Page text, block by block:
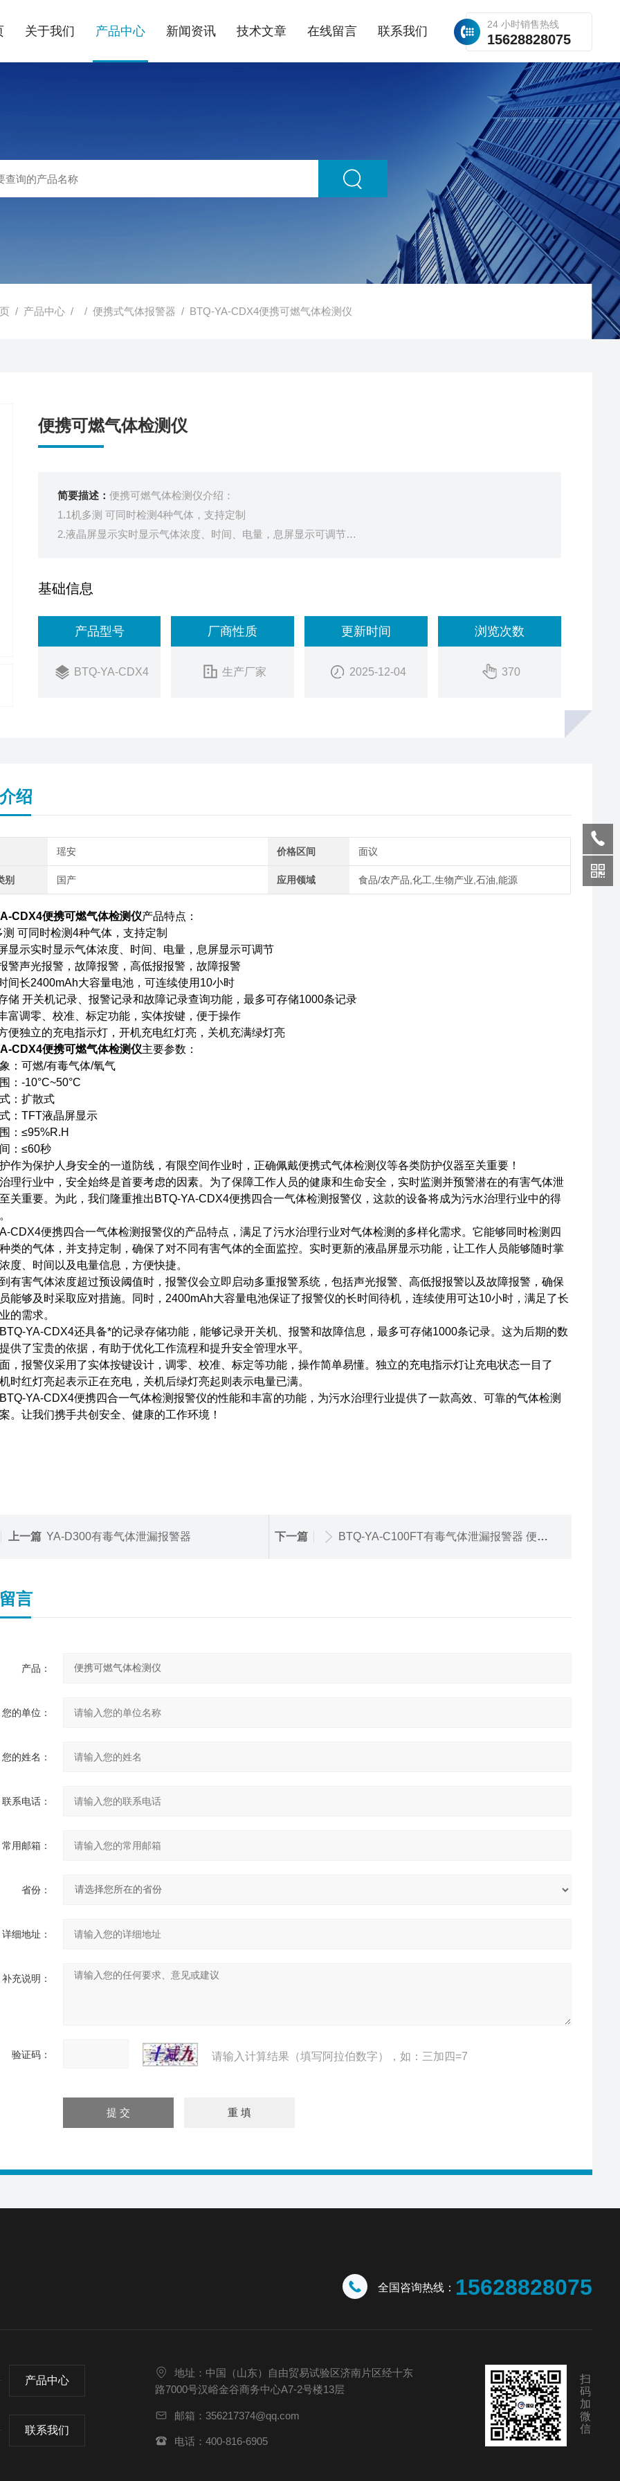
24 小时销售热线
15628828075
关于我们 产品中心 新闻资讯 技术文章 在线留言 联系我们
/ 产品中心 / /便携式气体报警器 / BTQ-YA-CDX4便携可燃气体检测仪
便携可燃气体检测仪
简要描述： 便携可燃气体检测仪介绍：
1.1机多测 可同时检测4种气体，支持定制
2.液晶屏显示实时显示气体浓度、时间、电量，息屏显示可调节
5.记录存储 开关机记录、报警记录和故障记录查询功能，最多可存储1000条记录
基础信息
产品型号
BTQ-YA-CDX4
厂商性质
生产厂家
更新时间
2025-12-04
浏览次数
370
绍
瑶安 价格区间 面议
别 国产 应用领域 食品/农产品,化工,生物产业,石油,能源
CDX4便携可燃气体检测仪产品特点：
测 可同时检测4种气体，支持定制
显示实时显示气体浓度、时间、电量，息屏显示可调节
警声光报警，故障报警，高低报报警，故障报警
间长2400mAh大容量电池，可连续使用10小时
储 开关机记录、报警记录和故障记录查询功能，最多可存储1000条记录
富调零、校准、标定功能，实体按键，便于操作
便独立的充电指示灯，开机充电红灯亮，关机充满绿灯亮
CDX4便携可燃气体检测仪主要参数：
：可燃/有毒气体/氧气
：-10°C~50°C
：扩散式
：TFT液晶屏显示
：≤95%R.H
：≤60秒
作为保护人身安全的一道防线，有限空间作业时，正确佩戴便携式气体检测仪等各类防护仪器至关重要！
理行业中，安全始终是首要考虑的因素。为了保障工作人员的健康和生命安全，实时监测并预警潜在的有害气体泄
关重要。为此，我们隆重推出BTQ-YA-CDX4便携四合一气体检测报警仪，这款的设备将成为污水治理行业中的得
CDX4便携四合一气体检测报警仪的产品特点，满足了污水治理行业对气体检测的多样化需求。它能够同时检测四
类的气体，并支持定制，确保了对不同有害气体的全面监控。实时更新的液晶屏显示功能，让工作人员能够随时掌
度、时间以及电量信息，方便快捷。
有害气体浓度超过预设阈值时，报警仪会立即启动多重报警系统，包括声光报警、高低报报警以及故障报警，确保
能够及时采取应对措施。同时，2400mAh大容量电池保证了报警仪的长时间待机，连续使用可达10小时，满足了长
的需求。
YA-CDX4还具备*的记录存储功能，能够记录开关机、报警和故障信息，最多可存储1000条记录。这为后期的数
供了宝贵的依据，有助于优化工作流程和提升安全管理水平。
，报警仪采用了实体按键设计，调零、校准、标定等功能，操作简单易懂。独立的充电指示灯让充电状态一目了
时红灯亮起表示正在充电，关机后绿灯亮起则表示电量已满。
YA-CDX4便携四合一气体检测报警仪的性能和丰富的功能，为污水治理行业提供了一款高效、可靠的气体检测
。让我们携手共创安全、健康的工作环境！
上一篇 YA-D300有毒气体泄漏报警器 下一篇 BTQ-YA-C100FT有毒气体泄漏报警器 便携款
言
产品：
您的单位：
您的姓名：
联系电话：
常用邮箱：
省份：
详细地址：
补充说明：
验证码： 请输入计算结果（填写阿拉伯数字），如：三加四=7
全国咨询热线： 15628828075
产品中心
联系我们
地址：中国（山东）自由贸易试验区济南片区经十东
路7000号汉峪金谷商务中心A7-2号楼13层
邮箱：356217374@qq.com
电话：400-816-6905
扫
码
加
微
信